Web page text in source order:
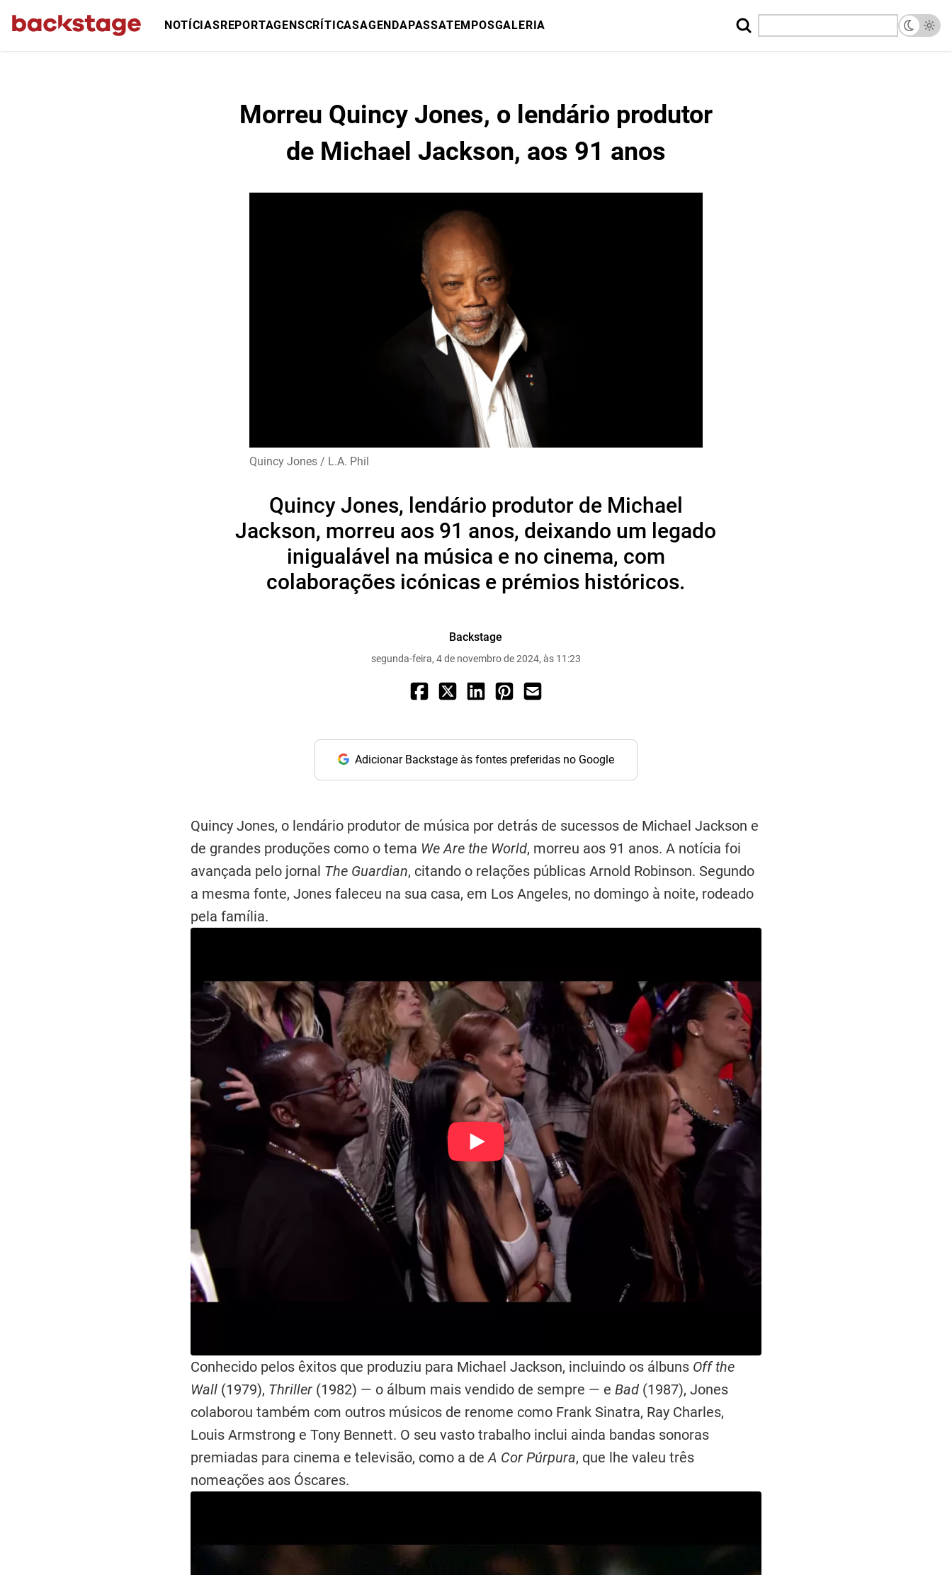
NOTÍCIASREPORTAGENSCRÍTICASAGENDAPASSATEMPOSGALERIA
Morreu Quincy Jones, o lendário produtor
de Michael Jackson, aos 91 anos
Quincy Jones / L.A. Phil
Quincy Jones, lendário produtor de Michael
Jackson, morreu aos 91 anos, deixando um legado
inigualável na música e no cinema, com
colaborações icónicas e prémios históricos.
Backstage
segunda-feira, 4 de novembro de 2024, às 11:23
Adicionar Backstage às fontes preferidas no Google
Quincy Jones, o lendário produtor de música por detrás de sucessos de Michael Jackson e
de grandes produções como o tema We Are the World, morreu aos 91 anos. A notícia foi
avançada pelo jornal The Guardian, citando o relações públicas Arnold Robinson. Segundo
a mesma fonte, Jones faleceu na sua casa, em Los Angeles, no domingo à noite, rodeado
pela família.
Conhecido pelos êxitos que produziu para Michael Jackson, incluindo os álbuns Off the
Wall (1979), Thriller (1982) — o álbum mais vendido de sempre — eBad (1987), Jones
colaborou também com outros músicos de renome como Frank Sinatra, Ray Charles,
Louis Armstrong e Tony Bennett. O seu vasto trabalho inclui ainda bandas sonoras
premiadas para cinema e televisão, como a deA Cor Púrpura, que lhe valeu três
nomeações aos Óscares.